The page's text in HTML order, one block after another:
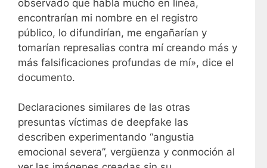
observado que habla mucho en línea,
encontrarían mi nombre en el registro
público, lo difundirían, me engañarían y
tomarían represalias contra mí creando más y
más falsificaciones profundas de mí», dice el
documento.
Declaraciones similares de las otras
presuntas víctimas de deepfake las
describen experimentando “angustia
emocional severa”, vergüenza y conmoción al